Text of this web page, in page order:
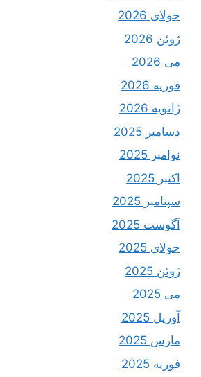
جولای 2026
ژوئن 2026
می 2026
فوریه 2026
ژانویه 2026
دسامبر 2025
نوامبر 2025
اکتبر 2025
سپتامبر 2025
آگوست 2025
جولای 2025
ژوئن 2025
می 2025
آوریل 2025
مارس 2025
فوریه 2025